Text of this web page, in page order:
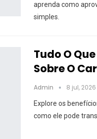
aprenda como
simples.
Tudo O
Sobre O
Admin 8 jul, 2026
Explore os
como ele pode